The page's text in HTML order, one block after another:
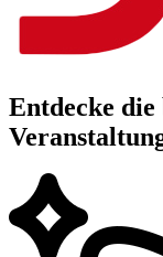
Entdecke die